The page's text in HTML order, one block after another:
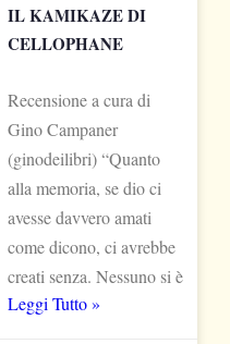
IL KAMIKAZE DI
CELLOPHANE
Recensione a cura di
Gino Campaner
(ginodeilibri) “Quanto
alla memoria, se dio ci
avesse davvero amati
come dicono, ci avrebbe
creati senza. Nessuno si è
Leggi Tutto »